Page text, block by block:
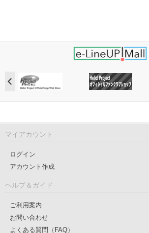
マイアカウント
ログイン
アカウント作成
ヘルプ＆ガイド
ご利用案内
お問い合わせ
よくある質問（FAQ）